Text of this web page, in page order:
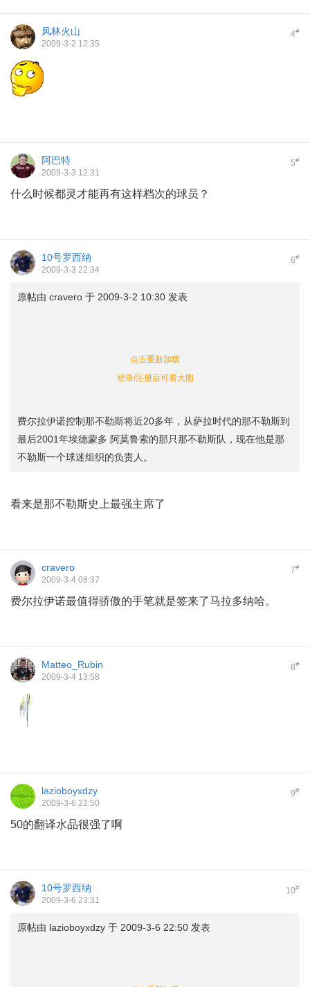
4#
风林火山
2009-3-2 12:35
5#
阿巴特
2009-3-3 12:31
什么时候都灵才能再有这样档次的球员？
6#
10号罗西纳
2009-3-3 22:34
原帖由 cravero 于 2009-3-2 10:30 发表
点击重新加载
登录/注册后可看大图
费尔拉伊诺控制那不勒斯将近20多年，从萨拉时代的那不勒斯到
最后2001年埃德蒙多 阿莫鲁索的那只那不勒斯队，现在他是那
不勒斯一个球迷组织的负责人。
看来是那不勒斯史上最强主席了
7#
cravero
2009-3-4 08:37
费尔拉伊诺最值得骄傲的手笔就是签来了马拉多纳哈。
8#
Matteo_Rubin
2009-3-4 13:58
9#
lazioboyxdzy
2009-3-6 22:50
50的翻译水品很强了啊
10#
10号罗西纳
2009-3-6 23:31
原帖由 lazioboyxdzy 于 2009-3-6 22:50 发表